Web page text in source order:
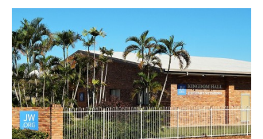
© RegionalQueenslander